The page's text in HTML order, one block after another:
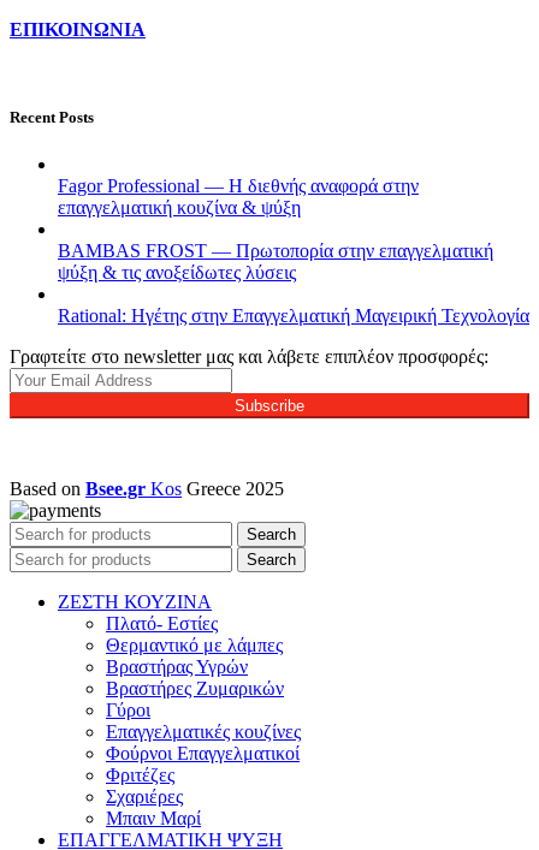
ΕΠΙΚΟΙΝΩΝΙΑ
Recent Posts
Fagor Professional — Η διεθνής αναφορά στην
επαγγελματική κουζίνα & ψύξη
BAMBAS FROST — Πρωτοπορία στην επαγγελματική
ψύξη & τις ανοξείδωτες λύσεις
Rational: Ηγέτης στην Επαγγελματική Μαγειρική Τεχνολογία
Γραφτείτε στο newsletter μας και λάβετε επιπλέον προσφορές:
Subscribe
Based on Bsee.gr Kos Greece 2025
Search
Search
ΖΕΣΤΗ ΚΟΥΖΙΝΑ
Πλατό- Εστίες
Θερμαντικό με λάμπες
Βραστήρας Υγρών
Βραστήρες Ζυμαρικών
Γύροι
Επαγγελματικές κουζίνες
Φούρνοι Επαγγελματικοί
Φριτέζες
Σχαριέρες
Μπαιν Μαρί
ΕΠΑΓΓΕΛΜΑΤΙΚΗ ΨΥΞΗ